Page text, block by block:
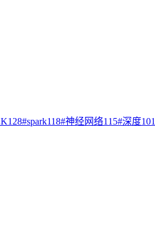
128#spark118#神经网络115#深度101